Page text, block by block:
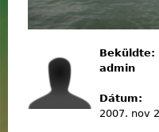
Beküldte:
admin
Dátum:
2007. nov